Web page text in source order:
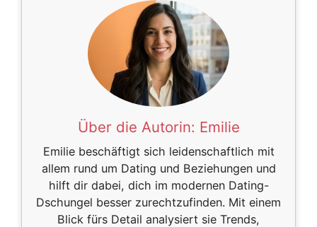
Über die Autorin: Emilie
Emilie beschäftigt sich leidenschaftlich mit
allem rund um Dating und Beziehungen und
hilft dir dabei, dich im modernen Dating-
Dschungel besser zurechtzufinden. Mit einem
Blick fürs Detail analysiert sie Trends,